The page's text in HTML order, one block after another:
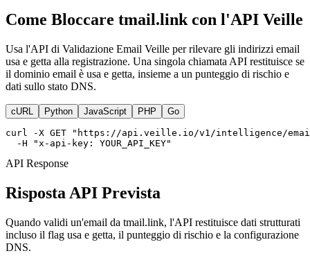
Come Bloccare tmail.link con l'API Veille
Usa l'API di Validazione Email Veille per rilevare gli indirizzi email
usa e getta alla registrazione. Una singola chiamata API restituisce se
il dominio email è usa e getta, insieme a un punteggio di rischio e
dati sullo stato DNS.
cURL Python JavaScript PHP Go
curl -X GET "https://api.veille.io/v1/intelligence/
  -H "x-api-key: YOUR_API_KEY"
API Response
Risposta API Prevista
Quando validi un'email da tmail.link, l'API restituisce dati strutturati
incluso il flag usa e getta, il punteggio di rischio e la configurazione
DNS.